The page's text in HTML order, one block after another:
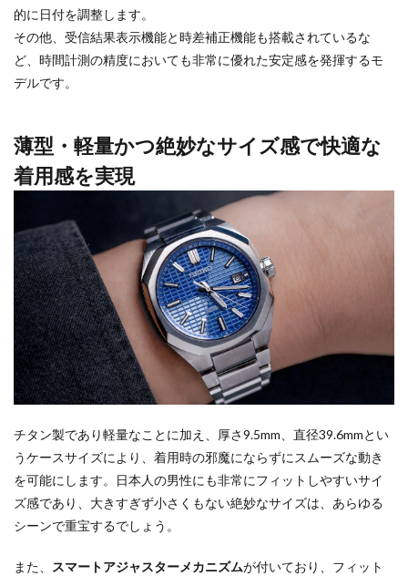
的に日付を調整します。
その他、受信結果表示機能と時差補正機能も搭載されているな
ど、時間計測の精度においても非常に優れた安定感を発揮するモ
デルです。
薄型・軽量かつ絶妙なサイズ感で快適な
着用感を実現
チタン製であり軽量なことに加え、厚さ9.5mm、直径39.6mmとい
うケースサイズにより、着用時の邪魔にならずにスムーズな動き
を可能にします。日本人の男性にも非常にフィットしやすいサイ
ズ感であり、大きすぎず小さくもない絶妙なサイズは、あらゆる
シーンで重宝するでしょう。
また、 スマートアジャスターメカニズムが付いており、フィット